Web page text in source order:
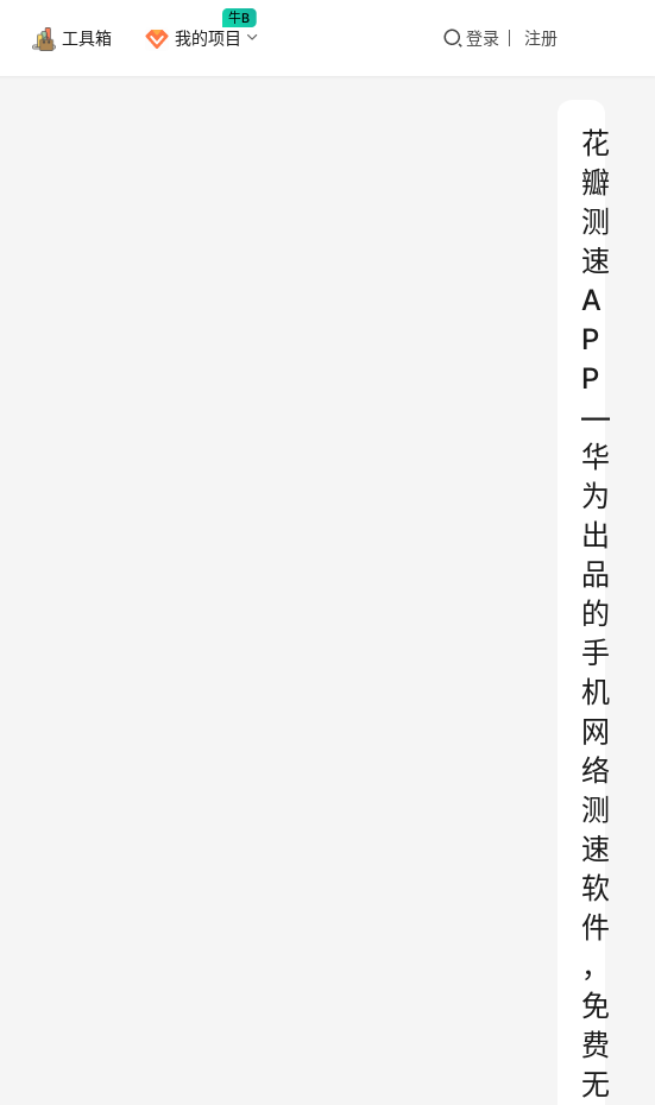
工具箱 我的项目
牛B
登录 注册
花
瓣
测
速
A
P
P
—
华
为
出
品
的
手
机
网
络
测
速
软
件
，
免
费
无